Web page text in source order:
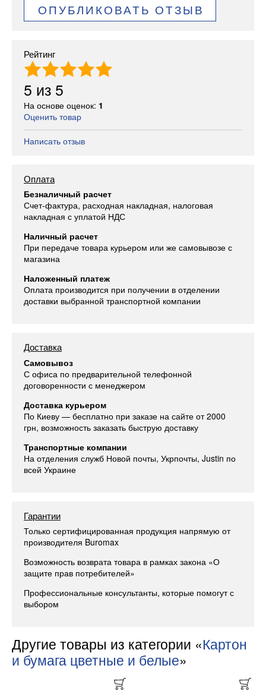
ОПУБЛИКОВАТЬ ОТЗЫВ
Рейтинг
5 из 5
На основе оценок: 1
Оценить товар
Написать отзыв
Оплата
Безналичный расчет
Счет-фактура, расходная накладная, налоговая
накладная с уплатой НДС
Наличный расчет
При передаче товара курьером или же самовывозе с
магазина
Наложенный платеж
Оплата производится при получении в отделении
доставки выбранной транспортной компании
Доставка
Самовывоз
С офиса по предварительной телефонной
договоренности с менеджером
Доставка курьером
По Киеву — бесплатно при заказе на сайте от 2000
грн, возможность заказать быструю доставку
Транспортные компании
На отделения служб Новой почты, Укрпочты, Justin по
всей Украине
Гарантии
Только сертифицированная продукция напрямую от
производителя Buromax
Возможность возврата товара в рамках закона «О
защите прав потребителей»
Профессиональные консультанты, которые помогут с
выбором
Другие товары из категории «Картон
и бумага цветные и белые»